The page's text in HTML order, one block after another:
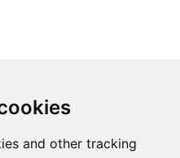
and other tracking